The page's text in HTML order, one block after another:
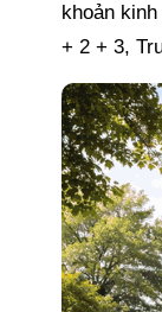
khoản
+ 2 + 3,